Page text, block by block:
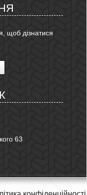
щоб дізнатися
63